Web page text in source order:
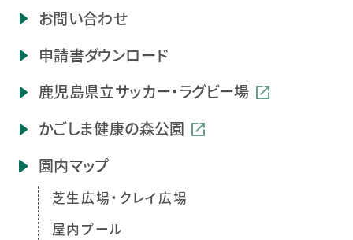
お問い合わせ
申請書ダウンロード
鹿児島県立サッカー・ラグビー場
かごしま健康の森公園
園内マップ
芝生広場・クレイ広場
屋内プール